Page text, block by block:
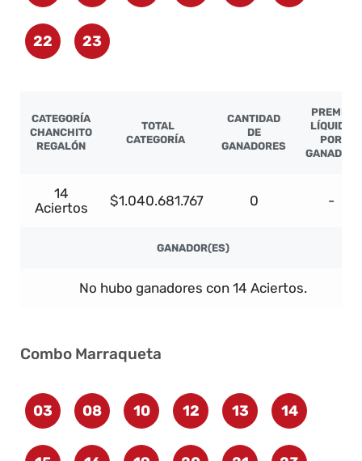
22 23
CATEGORÍA
CHANCHITO
REGALÓN
TOTAL
CATEGORÍA
CANTIDAD
DE
GANADORES
PREMIO
LÍQUIDO
POR
GANADOR
14
Aciertos
$1.040.681.767 0 -
GANADOR(ES)
No hubo ganadores con 14 Aciertos.
Combo Marraqueta
03 08 10 12 13 14